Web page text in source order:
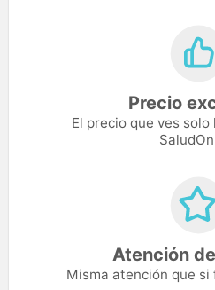
Precio
El precio que ves
Atención
Misma atención que